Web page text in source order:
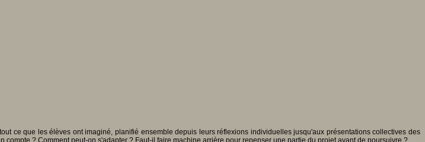
ce que les élèves ont imaginé, planifié ensemble depuis leurs réflexions individuelles jusqu'aux présentations collectives des
? Comment peut-on s'adapter ? Faut-il faire machine arrière pour repenser une partie du projet avant de poursuivre ?